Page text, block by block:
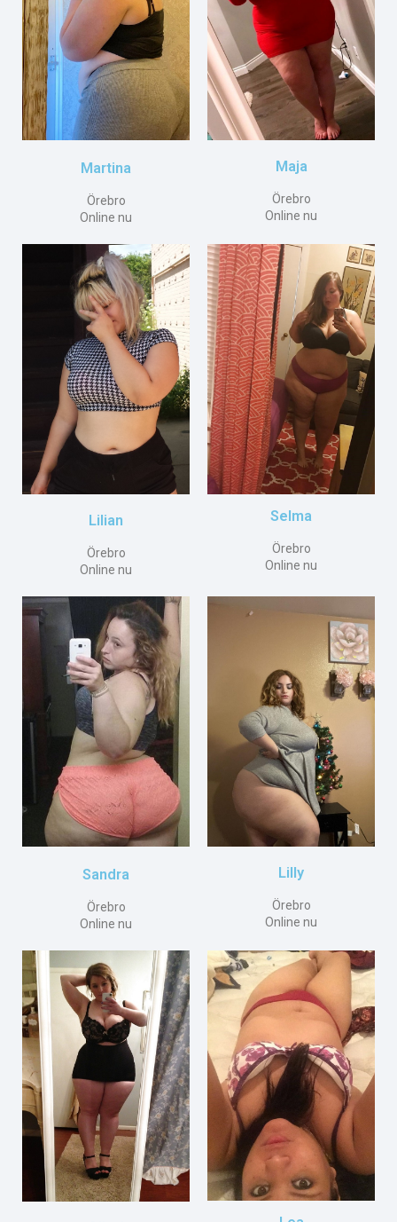
Martina
Örebro
Online nu
Maja
Örebro
Online nu
Lilian
Örebro
Online nu
Selma
Örebro
Online nu
Sandra
Örebro
Online nu
Lilly
Örebro
Online nu